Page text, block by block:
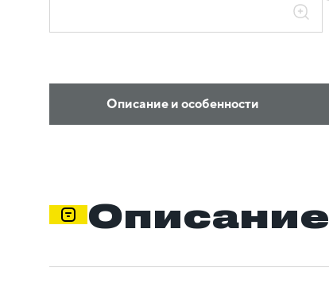
Описание и особенности
Описание